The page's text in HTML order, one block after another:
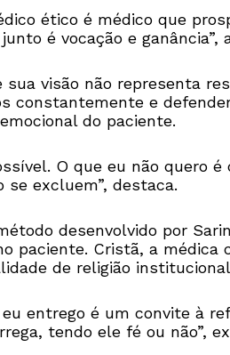
ético é médico que
é vocação e ganância”,
visão não representa
constantemente e
do paciente.
O que eu não quero
se excluem”, destaca.
desenvolvido por
paciente. Cristã, a
de religião
eu entrego é um convite à
tendo ele fé ou não”,